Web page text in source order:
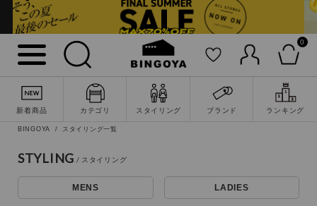
0
新着商品 カテゴリ スタイリング ブランド ランキング
詳細検索
BINGOYA スタイリング一覧
STYLING
MENS LADIES